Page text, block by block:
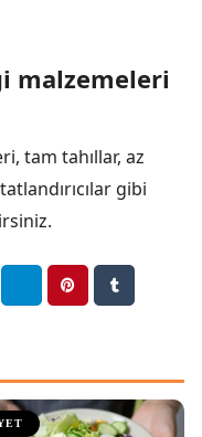
malzemeleri
tam tahıllar, az
gibi